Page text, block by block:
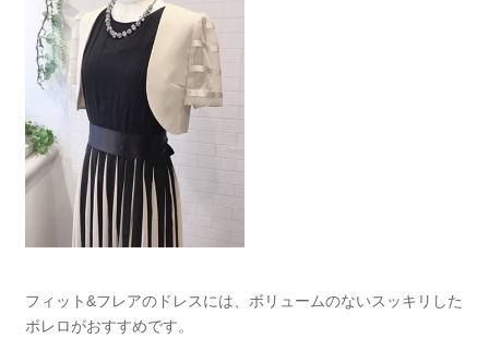
フィット&フレアのドレスには、ボリュームのないスッキリした
ボレロがおすすめです。